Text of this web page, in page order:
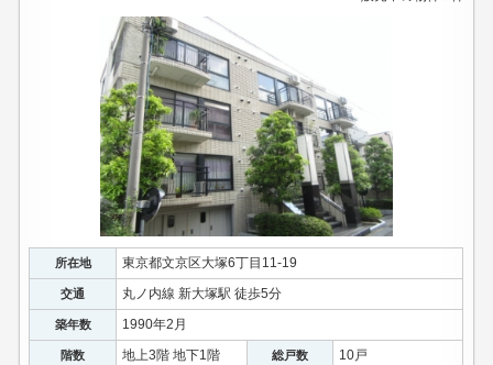
所在地 東京都文京区大塚6丁目11-19
交通 丸ノ内線 新大塚駅 徒歩5分
築年数 1990年2月
階数 地上3階 地下1階 総戸数 10戸